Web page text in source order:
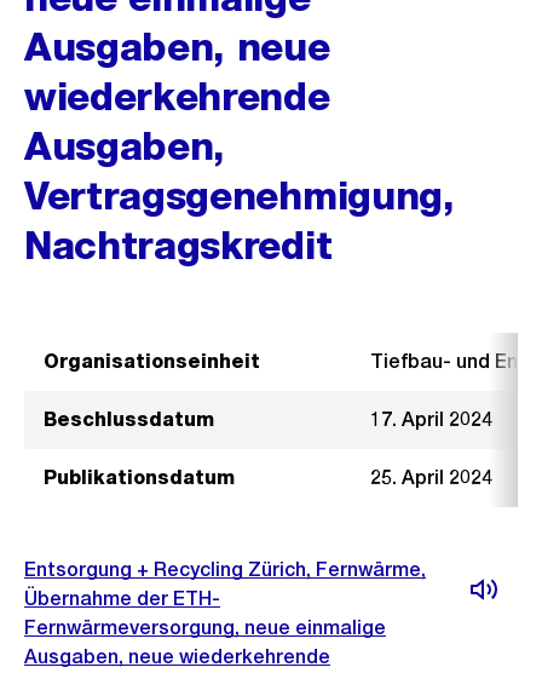
Ausgaben, neue
wiederkehrende
Ausgaben,
Vertragsgenehmigung,
Nachtragskredit
Organisationseinheit Tiefbau- und
Beschlussdatum 17. April 2024
Publikationsdatum 25. April 2024
Entsorgung + Recycling Zürich, Fernwärme,
Übernahme der ETH-
Fernwärmeversorgung, neue einmalige
Ausgaben, neue wiederkehrende